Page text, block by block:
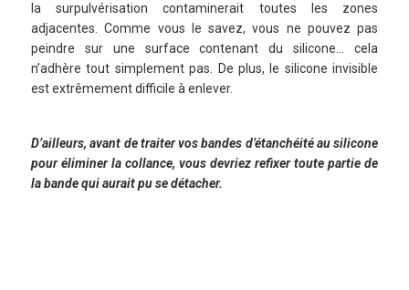
la surpulvérisation contaminerait toutes les zones
adjacentes. Comme vous le savez, vous ne pouvez pas
peindre sur une surface contenant du silicone… cela
n’adhère tout simplement pas. De plus, le silicone invisible
est extrêmement difficile à enlever.
D’ailleurs, avant de traiter vos bandes d’étanchéité au silicone
pour éliminer la collance, vous devriez refixer toute partie de
la bande qui aurait pu se détacher.